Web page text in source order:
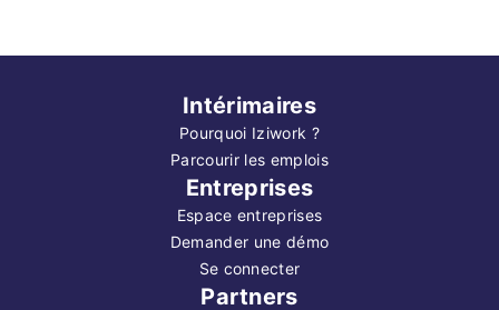
Intérimaires
Pourquoi Iziwork ?
Parcourir les emplois
Entreprises
Espace entreprises
Demander une démo
Se connecter
Partners